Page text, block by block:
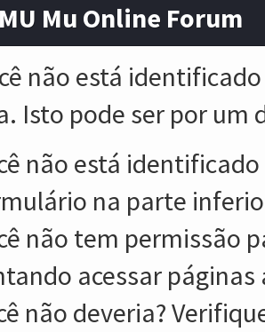
Mu Online Forum
não está
Isto pode ser por um
não está
na parte
não tem permissão
acessar
não deveria?